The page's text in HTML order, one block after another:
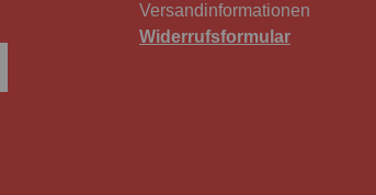
Versandinformationen
Widerrufsformular